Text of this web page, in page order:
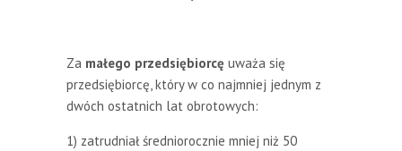
Za małego przedsiębiorcę uważa się
przedsiębiorcę, który w co najmniej jednym z
dwóch ostatnich lat obrotowych:
1) zatrudniał średniorocznie mniej niż 50